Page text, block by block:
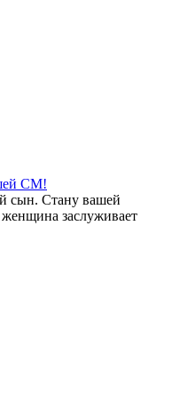
СМ!
сын. Стану вашей
заслуживает